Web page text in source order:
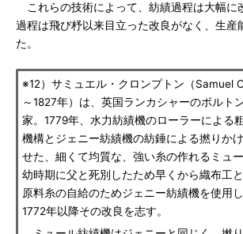
これらの技術によって、紡績過程は大幅に
過程は飛び杼以来目立った改良がなく、生産
た。
※12）サミュエル・クロンプトン（Samuel
～1827年）は、英国ランカシャーのボルト
家。1779年、水力紡績機のローラーによる
機構とジェニー紡績機の紡錘による撚りか
せた、細くて均質な、強い糸の作れるミュ
幼時期に父と死別したため早くから織布工
原料糸の自給のためジェニー紡績機を使用し
1772年以降その改良を志す。